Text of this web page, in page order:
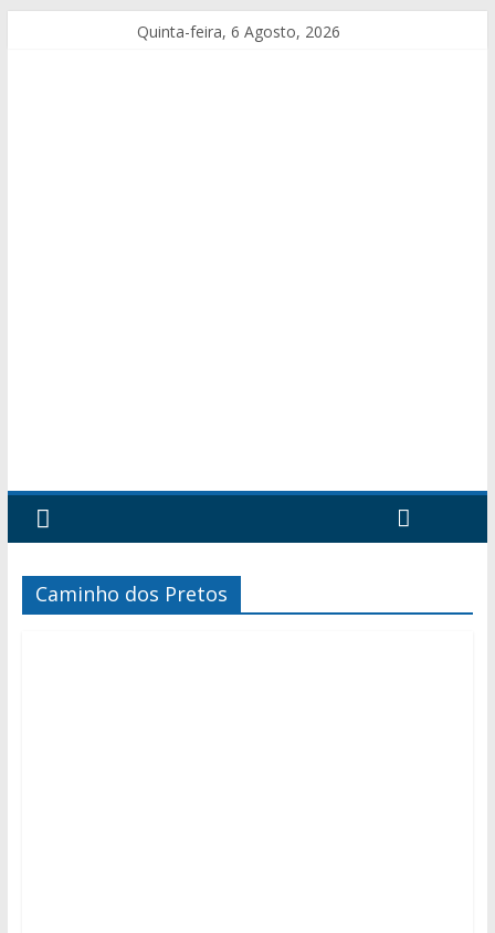
Quinta-feira, 6 Agosto, 2026
Caminho dos Pretos